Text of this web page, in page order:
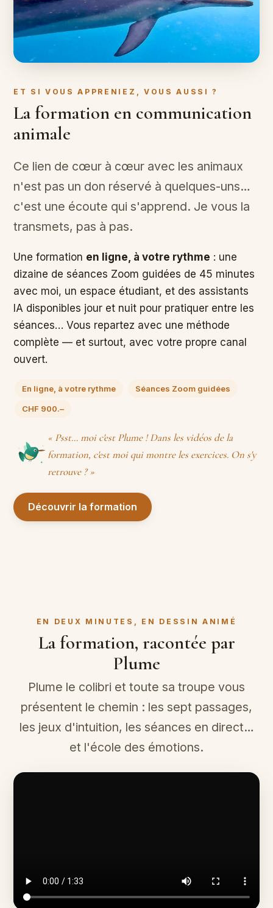
ET SI VOUS APPRENIEZ, VOUS AUSSI ?
La formation en communication
animale
Ce lien de cœur à cœur avec les animaux
n'est pas un don réservé à quelques-uns…
c'est une écoute qui s'apprend. Je vous la
transmets, pas à pas.
Une formation en ligne, à votre rythme : une
dizaine de séances Zoom guidées de 45 minutes
avec moi, un espace étudiant, et des assistants
IA disponibles jour et nuit pour pratiquer entre les
séances… Vous repartez avec une méthode
complète — et surtout, avec votre propre canal
ouvert.
En ligne, à votre rythme Séances Zoom guidées
CHF 900.–
« Psst… moi c'est Plume ! Dans les vidéos de la
formation, c'est moi qui montre les exercices. On s'y
retrouve ? »
Découvrir la formation
EN DEUX MINUTES, EN DESSIN ANIMÉ
La formation, racontée par
Plume
Plume le colibri et toute sa troupe vous
présentent le chemin : les sept passages,
les jeux d'intuition, les séances en direct…
et l'école des émotions.